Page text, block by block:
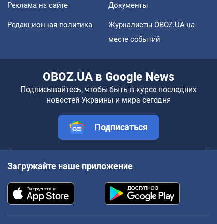
Реклама на сайте Документы
Редакционная политика
Журналисты OBOZ.UA на
месте событий
OBOZ.UA в Google News
Подписывайтесь, чтобы быть в курсе последних
новостей Украины и мира сегодня
Подписаться
Загружайте наше приложение